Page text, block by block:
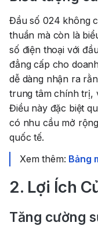
Đầu số 024 không
thuần mà còn là
số điện thoại với
đẳng cấp cho
dễ dàng nhận ra
trung tâm chính trị,
Điều này đặc biệt
có nhu cầu mở
quốc tế.
Xem thêm: Bảng
2. Lợi Ích
Tăng cường